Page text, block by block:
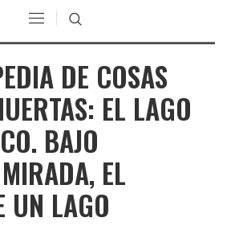
DE COSAS
EL LAGO
BAJO
EL
UN LAGO